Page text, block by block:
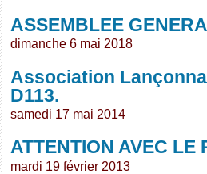
ASSEMBLEE
dimanche 6 mai 2018
Association
D113.
samedi 17 mai 2014
ATTENTION AVEC LE
mardi 19 février 2013